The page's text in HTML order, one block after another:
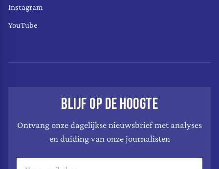
Instagram
YouTube
BLIJF OP DE HOOGTE
Ontvang onze dagelijkse nieuwsbrief met analyses
en duiding van onze journalisten